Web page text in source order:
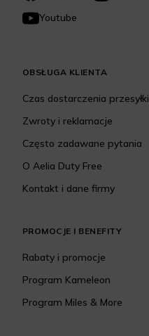
Youtube
OBSŁUGA KLIENTA
Czas dostarczenia przesyłki
Zwroty i reklamacje
Często zadawane pytania
O Aelia Duty Free
Kontakt i dane firmy
PROMOCJE I BENEFITY
Rabaty i promocje
Program Kameleon
Program Miles & More